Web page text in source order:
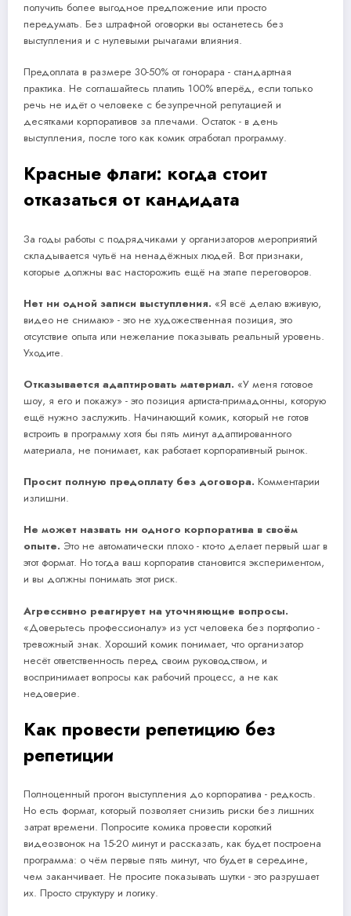
получить более выгодное предложение или просто
передумать. Без штрафной оговорки вы останетесь без
выступления и с нулевыми рычагами влияния.
Предоплата в размере 30-50% от гонорара - стандартная
практика. Не соглашайтесь платить 100% вперёд, если только
речь не идёт о человеке с безупречной репутацией и
десятками корпоративов за плечами. Остаток - в день
выступления, после того как комик отработал программу.
Красные флаги: когда стоит
отказаться от кандидата
За годы работы с подрядчиками у организаторов мероприятий
складывается чутьё на ненадёжных людей. Вот признаки,
которые должны вас насторожить ещё на этапе переговоров.
Нет ни одной записи выступления. «Я всё делаю вживую,
видео не снимаю» - это не художественная позиция, это
отсутствие опыта или нежелание показывать реальный уровень.
Уходите.
Отказывается адаптировать материал. «У меня готовое
шоу, я его и покажу» - это позиция артиста-примадонны, которую
ещё нужно заслужить. Начинающий комик, который не готов
встроить в программу хотя бы пять минут адаптированного
материала, не понимает, как работает корпоративный рынок.
Просит полную предоплату без договора. Комментарии
излишни.
Не может назвать ни одного корпоратива в своём
опыте. Это не автоматически плохо - кто-то делает первый шаг в
этот формат. Но тогда ваш корпоратив становится экспериментом,
и вы должны понимать этот риск.
Агрессивно реагирует на уточняющие вопросы.
«Доверьтесь профессионалу» из уст человека без портфолио -
тревожный знак. Хороший комик понимает, что организатор
несёт ответственность перед своим руководством, и
воспринимает вопросы как рабочий процесс, а не как
недоверие.
Как провести репетицию без
репетиции
Полноценный прогон выступления до корпоратива - редкость.
Но есть формат, который позволяет снизить риски без лишних
затрат времени. Попросите комика провести короткий
видеозвонок на 15-20 минут и рассказать, как будет построена
программа: о чём первые пять минут, что будет в середине,
чем заканчивает. Не просите показывать шутки - это разрушает
их. Просто структуру и логику.